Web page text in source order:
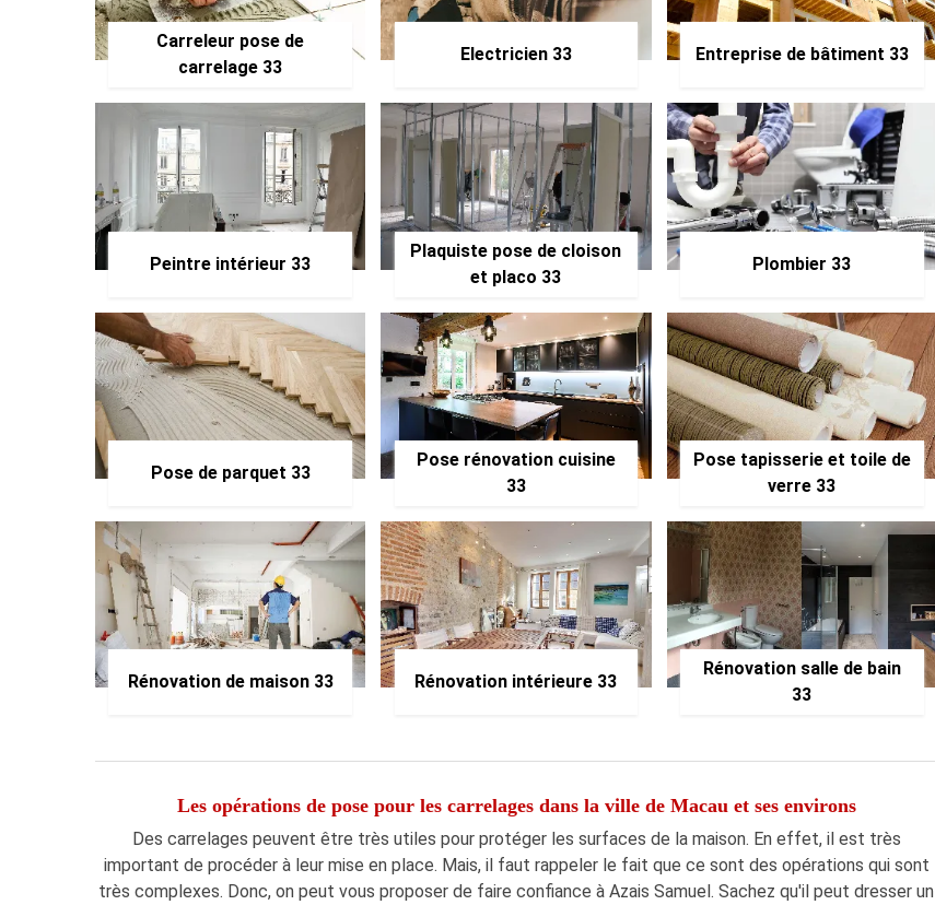
Carreleur pose de
carrelage 33
Electricien 33 Entreprise de bâtiment 33
Peintre intérieur 33
Plaquiste pose de cloison
et placo 33
Plombier 33
Pose de parquet 33
Pose rénovation cuisine
33
Pose tapisserie et toile de
verre 33
Rénovation de maison 33 Rénovation intérieure 33
Rénovation salle de bain
33
Les opérations de pose pour les carrelages dans la ville de Macau et ses environs
Des carrelages peuvent être très utiles pour protéger les surfaces de la maison. En effet, il est très
important de procéder à leur mise en place. Mais, il faut rappeler le fait que ce sont des opérations qui sont
très complexes. Donc, on peut vous proposer de faire confiance à Azais Samuel. Sachez qu'il peut dresser un